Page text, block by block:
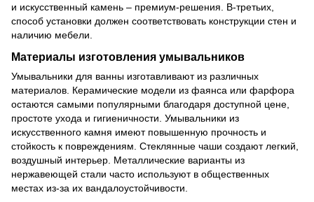
и искусственный камень – премиум-решения. В-третьих,
способ установки должен соответствовать конструкции стен и
наличию мебели.
Материалы изготовления умывальников
Умывальники для ванны изготавливают из различных
материалов. Керамические модели из фаянса или фарфора
остаются самыми популярными благодаря доступной цене,
простоте ухода и гигиеничности. Умывальники из
искусственного камня имеют повышенную прочность и
стойкость к повреждениям. Стеклянные чаши создают легкий,
воздушный интерьер. Металлические варианты из
нержавеющей стали часто используют в общественных
местах из-за их вандалоустойчивости.